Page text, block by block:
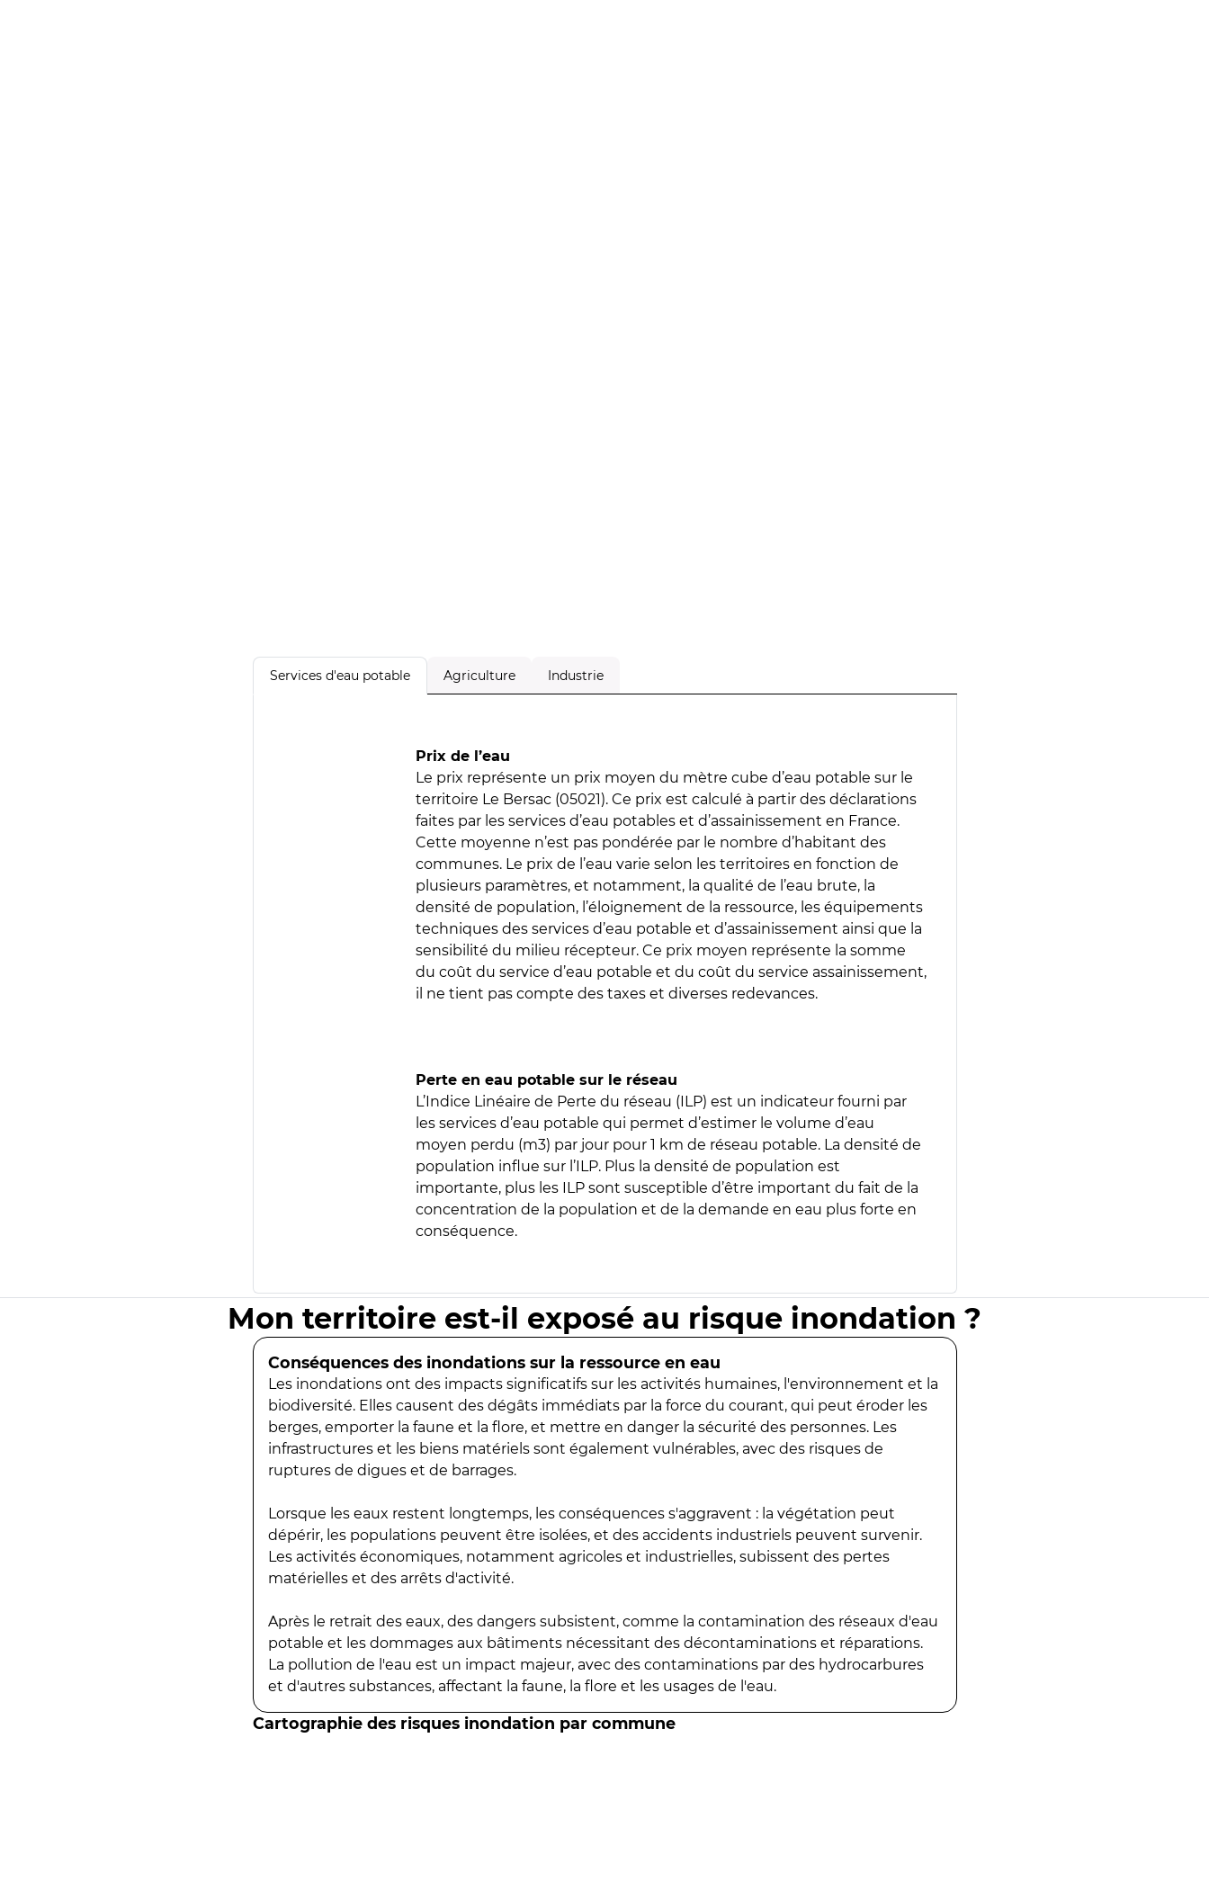
Services d'eau potable Agriculture Industrie
Prix de l’eau
Le prix représente un prix moyen du mètre cube d’eau potable sur le
territoire Le Bersac (05021). Ce prix est calculé à partir des déclarations
faites par les services d’eau potables et d’assainissement en France.
Cette moyenne n’est pas pondérée par le nombre d’habitant des
communes. Le prix de l’eau varie selon les territoires en fonction de
plusieurs paramètres, et notamment, la qualité de l’eau brute, la
densité de population, l’éloignement de la ressource, les équipements
techniques des services d’eau potable et d’assainissement ainsi que la
sensibilité du milieu récepteur. Ce prix moyen représente la somme
du coût du service d’eau potable et du coût du service assainissement,
il ne tient pas compte des taxes et diverses redevances.
Perte en eau potable sur le réseau
L’Indice Linéaire de Perte du réseau (ILP) est un indicateur fourni par
les services d’eau potable qui permet d’estimer le volume d’eau
moyen perdu (m3) par jour pour 1 km de réseau potable. La densité de
population influe sur l’ILP. Plus la densité de population est
importante, plus les ILP sont susceptible d’être important du fait de la
concentration de la population et de la demande en eau plus forte en
conséquence.
Mon territoire est-il exposé au risque inondation ?
Conséquences des inondations sur la ressource en eau
Les inondations ont des impacts significatifs sur les activités humaines, l'environnement et la
biodiversité. Elles causent des dégâts immédiats par la force du courant, qui peut éroder les
berges, emporter la faune et la flore, et mettre en danger la sécurité des personnes. Les
infrastructures et les biens matériels sont également vulnérables, avec des risques de
ruptures de digues et de barrages.
Lorsque les eaux restent longtemps, les conséquences s'aggravent : la végétation peut
dépérir, les populations peuvent être isolées, et des accidents industriels peuvent survenir.
Les activités économiques, notamment agricoles et industrielles, subissent des pertes
matérielles et des arrêts d'activité.
Après le retrait des eaux, des dangers subsistent, comme la contamination des réseaux d'eau
potable et les dommages aux bâtiments nécessitant des décontaminations et réparations.
La pollution de l'eau est un impact majeur, avec des contaminations par des hydrocarbures
et d'autres substances, affectant la faune, la flore et les usages de l'eau.
Cartographie des risques inondation par commune